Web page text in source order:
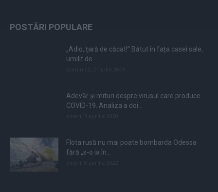
POSTĂRI POPULARE
„Adio, țară de căcat!” Bătut în fața casei sale,
umilit de...
Adevăr și mituri despre virusul care produce
COVID-19. Analiza a doi...
Flota rusă nu mai poate bombarda Odessa
fără „s-o ia în...